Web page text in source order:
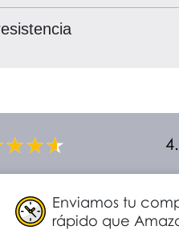
Enviamos tu
rápido que